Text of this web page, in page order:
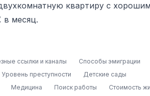
квартиру с
в месяц.
ссылки и каналы Способы эмиграции
Уровень преступности
Детские сады
Медицина Поиск работы
Стоимость